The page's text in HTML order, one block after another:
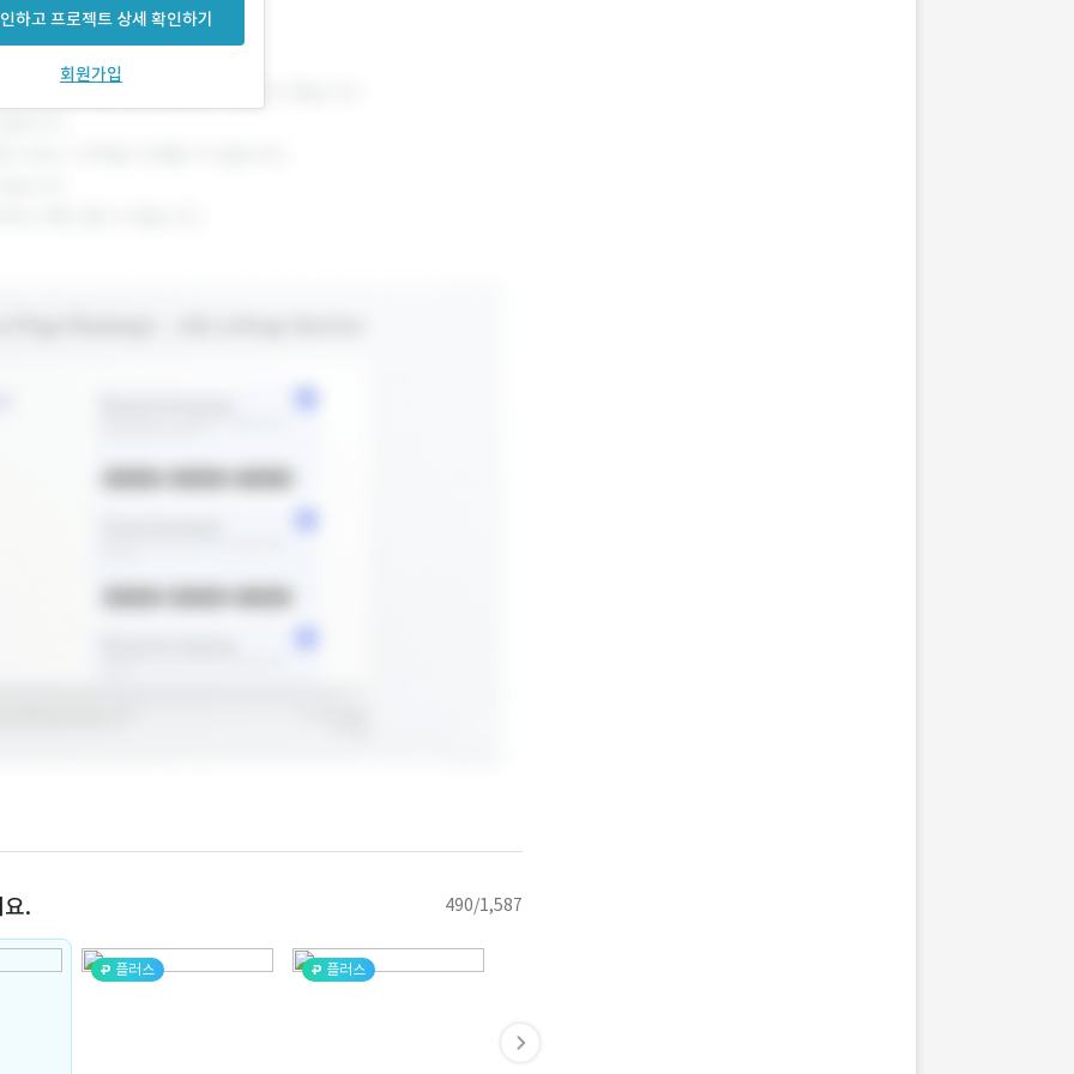
하고 프로젝트 상세 확인하기
회원가입
. 490/1,587
플러스 플러스